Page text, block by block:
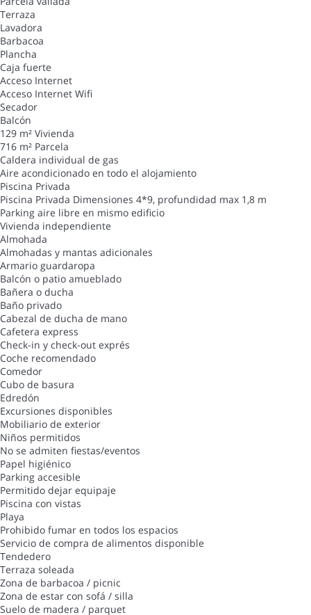
Terraza
Lavadora
Barbacoa
Plancha
Caja fuerte
Acceso Internet
Acceso Internet Wifi
Secador
Balcón
129 m² Vivienda
716 m² Parcela
Caldera individual de gas
Aire acondicionado en todo el alojamiento
Piscina Privada
Piscina Privada Dimensiones 4*9, profundidad max 1,8 m
Parking aire libre en mismo edificio
Vivienda independiente
Almohada
Almohadas y mantas adicionales
Armario guardaropa
Balcón o patio amueblado
Bañera o ducha
Baño privado
Cabezal de ducha de mano
Cafetera express
Check-in y check-out exprés
Coche recomendado
Comedor
Cubo de basura
Edredón
Excursiones disponibles
Mobiliario de exterior
Niños permitidos
No se admiten fiestas/eventos
Papel higiénico
Parking accesible
Permitido dejar equipaje
Piscina con vistas
Playa
Prohibido fumar en todos los espacios
Servicio de compra de alimentos disponible
Tendedero
Terraza soleada
Zona de barbacoa / picnic
Zona de estar con sofá / silla
Suelo de madera / parquet